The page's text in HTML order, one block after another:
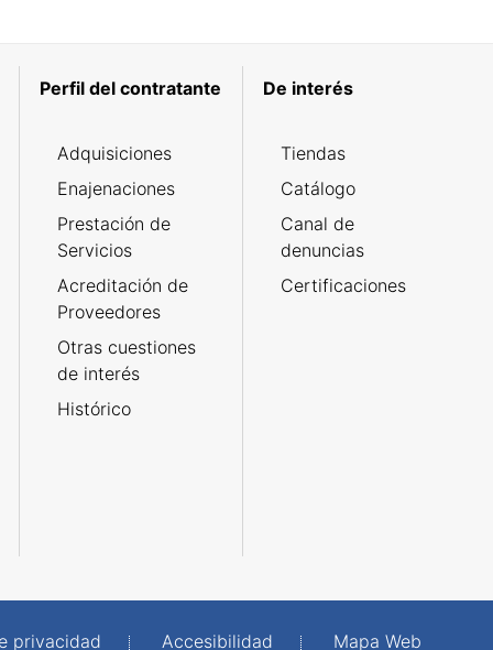
Perfil del contratante
Adquisiciones
Enajenaciones
Prestación de
Servicios
Acreditación de
Proveedores
Otras cuestiones
de interés
Histórico
De interés
Tiendas
Catálogo
Canal de
denuncias
Certificaciones
privacidad Accesibilidad Mapa Web